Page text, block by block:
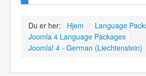
Du er her: Hjem / Language
Joomla 4 Language Packages /
Joomla! 4 - German (Liechtenstein)